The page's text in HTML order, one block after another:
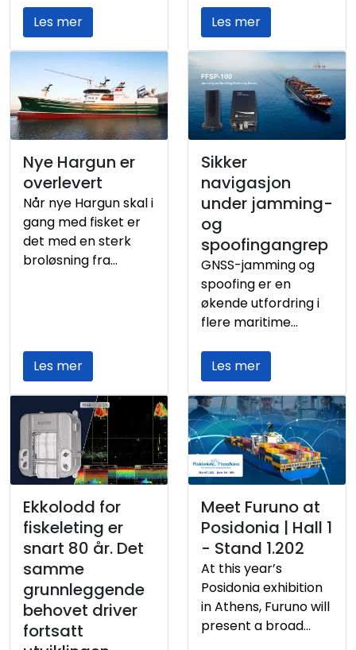
hjemmehavn i
Lofoten, fra
Vestværftet i Hvide
Sande i Danmark.
Med moderne
løsninger for både
not- og
snurrevadfiske er
fartøyet rigget for et
fleksibelt helårsfiske,
støttet av en solid
utstyrspakke fra
Furuno. Vi gratulerer
rederi og mannskap
Les mer
bropakker for et
effektitv fiskeri.
Tradisjonen tro er
standen fylt til
randen og vi
demonstrerer et
bredt utvalg av våre
hele messen. Også i
år inviterer vi til
kundekveld på DIGS
på messens første
dag, tirsdag 18.
august. Vi håper
mange tar turen!
Les mer
Nye Hargun er
overlevert
Når nye Hargun skal i
gang med fisket er
det med en sterk
broløsning fra
skjermstyringen og
systembetjeningen
og de nyeste
TimeZero
Professional
integrasjonene er
klar til bruk. Sammen
med et bredt utvalg
sonarer og ekkolodd
gir dette gode
forutsetninger for
effektiv fiskeleting,
god
situasjonsforståelse
og høy
driftssikkerhet
Les mer
Sikker
navigasjon
under jamming-
og
spoofingangrep
GNSS-jamming og
spoofing er en
økende utfordring i
flere maritime
satellittsignalene
forstyrres eller
manipuleres, kan
konsekvensene bli
feil posisjonering,
redusert
situasjonsforståelse
navigasjonsrisiko.
Furuno tilbyr
løsninger som
oppdager og varsler
om slike hendelser,
samtidig som
fartøyets
Les mer
Ekkolodd for
fiskeleting er
snart 80 år. Det
samme
grunnleggende
behovet driver
fortsatt
Meet Furuno at
Posidonia | Hall 1
- Stand 1.202
At this year’s
Posidonia exhibition
in Athens, Furuno will
present a broad